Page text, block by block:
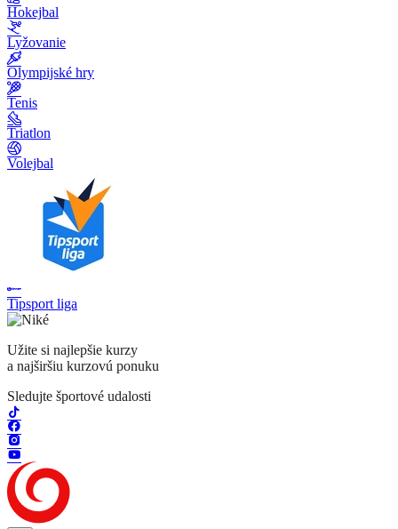
Hokejbal
Lyžovanie
Olympijské hry
Tenis
Triatlon
Volejbal
Tipsport liga
Užite si najlepšie kurzy
a najširšiu kurzovú ponuku
Sledujte športové udalosti